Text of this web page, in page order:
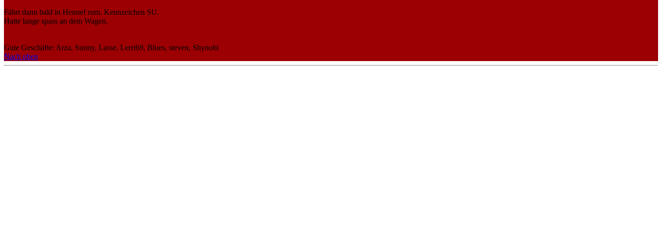
Fährt dann bald in Hennef rum. Kennzeichen SU.
Hatte lange spass an dem Wagen.
Gute Geschäfte: Arza, Sunny, Lasse, Lerri69, Blues, steven, Shynobi
Nach oben